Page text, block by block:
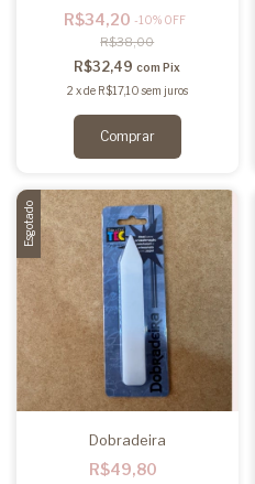
R$34,20 -10% OFF
R$38,00
R$32,49com Pix
2 xde R$17,10 sem juros
Esgotado
Dobradeira
R$49,80